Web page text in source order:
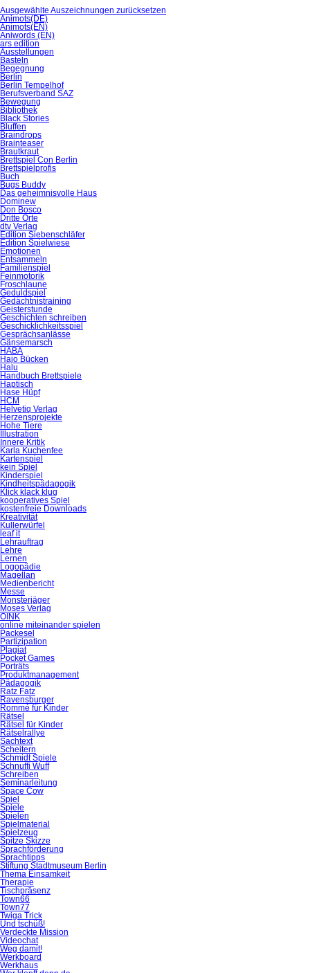
Ausgewählte Auszeichnungen zurücksetzen
Animots(DE)
Animots(EN)
Aniwords (EN)
ars edition
Ausstellungen
Basteln
Begegnung
Berlin
Berlin Tempelhof
Berufsverband SAZ
Bewegung
Bibliothek
Black Stories
Bluffen
Braindrops
Brainteaser
Brautkraut
Brettspiel Con Berlin
Brettspielprofis
Buch
Bugs Buddy
Das geheimnisvolle Haus
Dominew
Don Bosco
Dritte Orte
dtv Verlag
Edition Siebenschläfer
Edition Spielwiese
Emotionen
Entsammeln
Familienspiel
Feinmotorik
Froschlaune
Geduldspiel
Gedächtnistraining
Geisterstunde
Geschichten schreiben
Geschicklichkeitsspiel
Gesprächsanlässe
Gänsemarsch
HABA
Hajo Bücken
Halu
Handbuch Brettspiele
Haptisch
Hase Hüpf
HCM
Helvetiq Verlag
Herzensprojekte
Hohe Tiere
Illustration
Innere Kritik
Karla Kuchenfee
Kartenspiel
kein Spiel
Kinderspiel
Kindheitspädagogik
Klick klack klug
kooperatives Spiel
kostenfreie Downloads
Kreativität
Kullerwürfel
leaf it
Lehrauftrag
Lehre
Lernen
Logopädie
Magellan
Medienbericht
Messe
Monsterjäger
Moses Verlag
OINK
online miteinander spielen
Packesel
Partizipation
Plagiat
Pocket Games
Porträts
Produktmanagement
Pädagogik
Ratz Fatz
Ravensburger
Rommé für Kinder
Rätsel
Rätsel für Kinder
Rätselrallye
Sachtext
Scheitern
Schmidt Spiele
Schnuffi Wuff
Schreiben
Seminarleitung
Space Cow
Spiel
Spiele
Spielen
Spielmaterial
Spielzeug
Spitze Skizze
Sprachförderung
Sprachtipps
Stiftung Stadtmuseum Berlin
Thema Einsamkeit
Therapie
Tischpräsenz
Town66
Town77
Twiga Trick
Und tschüß!
Verdeckte Mission
Videochat
Weg damit!
Werkboard
Werkhaus